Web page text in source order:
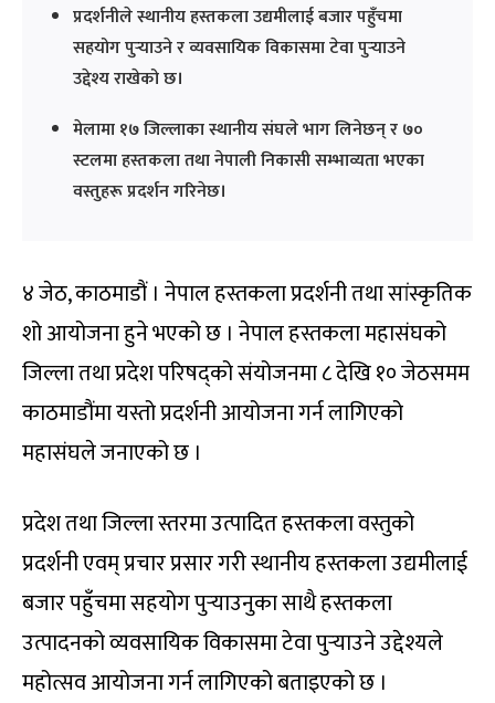
प्रदर्शनीले स्थानीय हस्तकला उद्यमीलाई बजार पहुँचमा
सहयोग पुर्‍याउने र व्यवसायिक विकासमा टेवा पुर्‍याउने
उद्देश्य राखेको छ।
मेलामा १७ जिल्लाका स्थानीय संघले भाग लिनेछन् र ७०
स्टलमा हस्तकला तथा नेपाली निकासी सम्भाव्यता भएका
वस्तुहरू प्रदर्शन गरिनेछ।
४ जेठ, काठमाडौं । नेपाल हस्तकला प्रदर्शनी तथा सांस्कृतिक
शो आयोजना हुने भएको छ । नेपाल हस्तकला महासंघको
जिल्ला तथा प्रदेश परिषद्को संयोजनमा ८ देखि १० जेठसमम
काठमाडौंमा यस्तो प्रदर्शनी आयोजना गर्न लागिएको
महासंघले जनाएको छ ।
प्रदेश तथा जिल्ला स्तरमा उत्पादित हस्तकला वस्तुको
प्रदर्शनी एवम् प्रचार प्रसार गरी स्थानीय हस्तकला उद्यमीलाई
बजार पहुँचमा सहयोग पुर्‍याउनुका साथै हस्तकला
उत्पादनको व्यवसायिक विकासमा टेवा पुर्‍याउने उद्देश्यले
महोत्सव आयोजना गर्न लागिएको बताइएको छ ।